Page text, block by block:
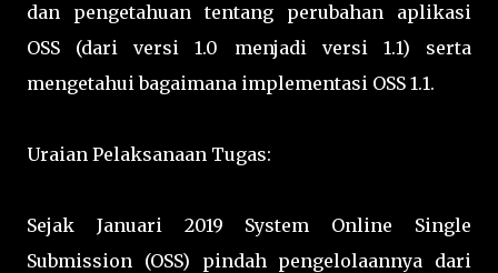
dan pengetahuan tentang perubahan aplikasi
OSS (dari versi 1.0 menjadi versi 1.1) serta
mengetahui bagaimana implementasi OSS 1.1.
Uraian Pelaksanaan Tugas:
Sejak Januari 2019 System Online Single
Submission (OSS) pindah pengelolaannya dari